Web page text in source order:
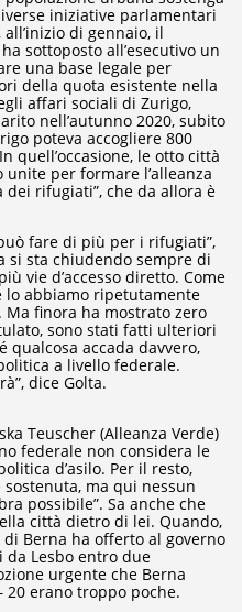
iniziative parlamentari
di gennaio, il
sottoposto all’esecutivo un
una base legale per
della quota esistente nella
affari sociali di Zurigo,
nell’autunno 2020, subito
poteva accogliere 800
quell’occasione, le otto città
per formare l’alleanza
dei rifugiati”, che da allora è
fare di più per i rifugiati”,
si sta chiudendo sempre di
vie d’accesso diretto. Come
lo abbiamo ripetutamente
finora ha mostrato zero
sono stati fatti ulteriori
accada davvero,
a livello federale.
dice Golta.
Teuscher (Alleanza Verde)
federale non considera le
d’asilo. Per il resto,
sostenuta, ma qui nessun
possibile”. Sa anche che
città dietro di lei. Quando,
Berna ha offerto al governo
Lesbo entro due
urgente che Berna
20 erano troppo poche.